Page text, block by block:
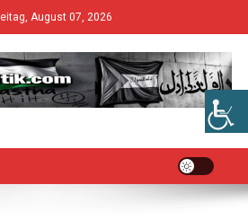
August 07, 2026